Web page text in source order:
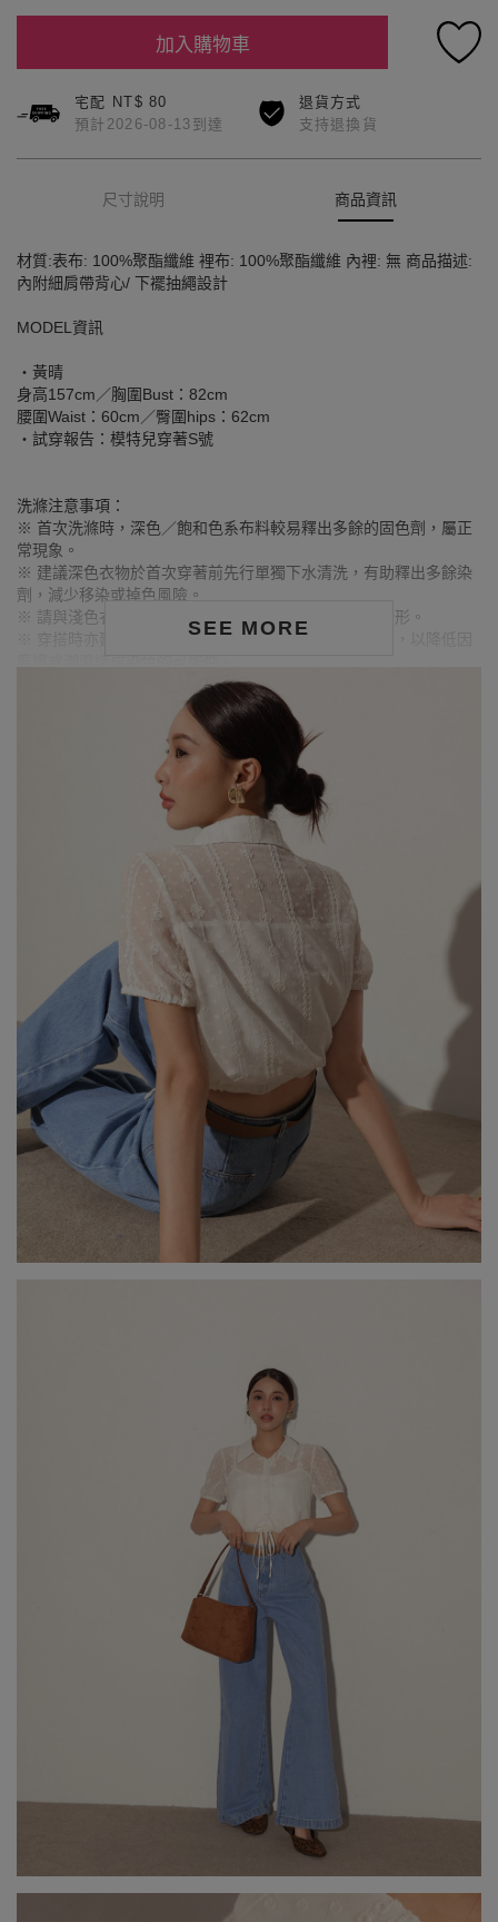
加入購物車
宅配 NT$ 80
預計2026-08-13到達
退貨方式
支持退換貨
尺寸說明 商品資訊
SEE MORE
材質:表布: 100%聚酯纖維 裡布: 100%聚酯纖維 內裡: 無 商品描述:
內附細肩帶背心/ 下襬抽繩設計
MODEL資訊
‧黃晴
身高157cm／胸圍Bust：82cm
腰圍Waist：60cm／臀圍hips：62cm
‧試穿報告：模特兒穿著S號
洗滌注意事項：
※ 首次洗滌時，深色／飽和色系布料較易釋出多餘的固色劑，屬正
常現象。
※ 建議深色衣物於首次穿著前先行單獨下水清洗，有助釋出多餘染
劑，減少移染或掉色風險。
※ 請與淺色衣物分開洗滌，避免互相染色或產生移染情形。
※ 穿搭時亦建議避免與淺色配件、包款、飾品一同使用，以降低因
※ 顏色請參考單品圖片較為接近，但因圖檔顏色會因個人電腦螢幕
設定差異略有不同，請以實際商品顏色為準。